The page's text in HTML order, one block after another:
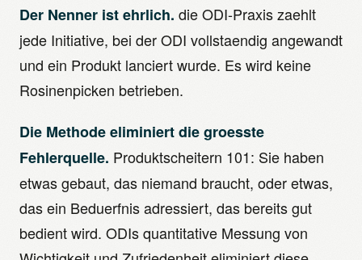
Der Nenner ist ehrlich. die ODI-Praxis zaehlt
jede Initiative, bei der ODI vollstaendig angewandt
und ein Produkt lanciert wurde. Es wird keine
Rosinenpicken betrieben.
Die Methode eliminiert die groesste
Fehlerquelle. Produktscheitern 101: Sie haben
etwas gebaut, das niemand braucht, oder etwas,
das ein Beduerfnis adressiert, das bereits gut
bedient wird. ODIs quantitative Messung von